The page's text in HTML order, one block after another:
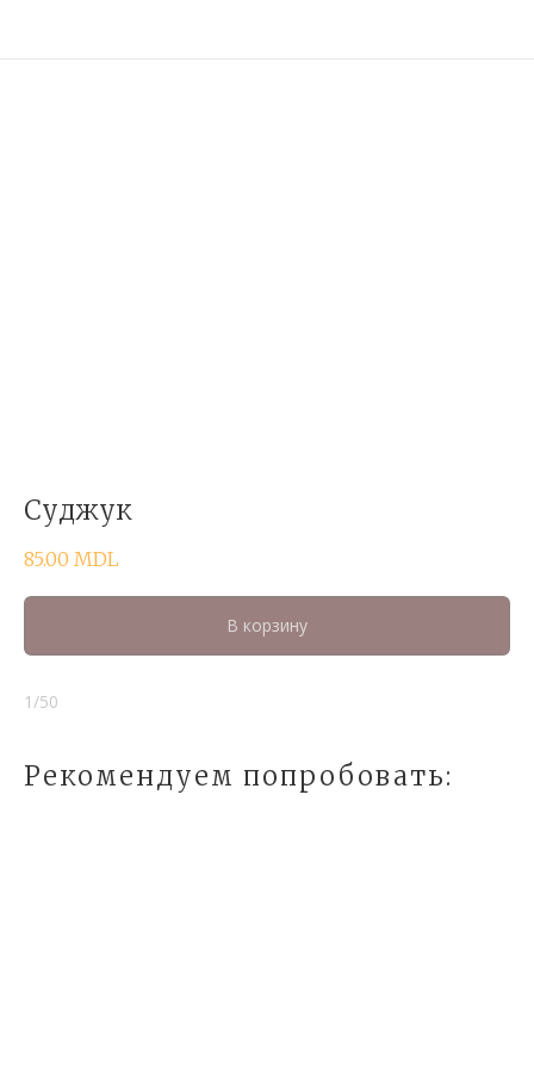
Суджук
85.00 MDL
В корзину
1/50
Рекомендуем попробовать: